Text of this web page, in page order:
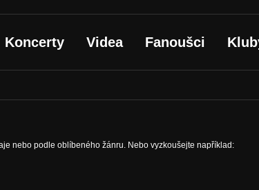
Koncerty Videa Fanoušci
nebo podle oblíbeného žánru. Nebo vyzkoušejte například: